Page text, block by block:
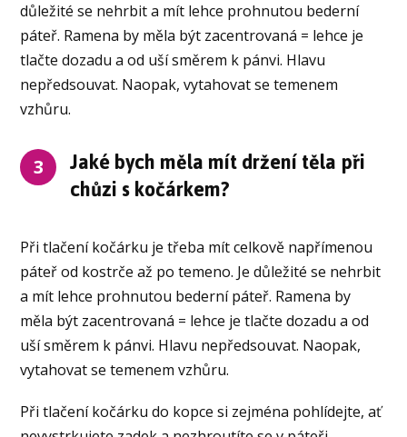
důležité se nehrbit a mít lehce prohnutou bederní
páteř. Ramena by měla být zacentrovaná = lehce je
tlačte dozadu a od uší směrem k pánvi. Hlavu
nepředsouvat. Naopak, vytahovat se temenem
vzhůru.
3 Jaké bych měla mít držení těla při
chůzi s kočárkem?
Při tlačení kočárku je třeba mít celkově napřímenou
páteř od kostrče až po temeno. Je důležité se nehrbit
a mít lehce prohnutou bederní páteř. Ramena by
měla být zacentrovaná = lehce je tlačte dozadu a od
uší směrem k pánvi. Hlavu nepředsouvat. Naopak,
vytahovat se temenem vzhůru.
Při tlačení kočárku do kopce si zejména pohlídejte, ať